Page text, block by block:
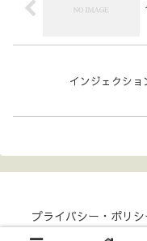
インジェクシ
プライバシー・ポリシ